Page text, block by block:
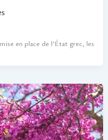
en place de l’État grec, les